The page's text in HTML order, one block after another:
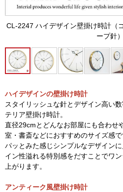
CL-2247 ハイデザイン壁掛け時計（
ープ針）
ハイデザインの壁掛け時計
スタイリッシュな針とデザイン高い
テリア壁掛け時計。
直径29cmとどんなお部屋にも合わせ
室・書斎などにおすすめのサイズ感で
パッとみた感じシンプルなデザイン
イン性溢れる特別感をだすことでワ
上がります。
アンティーク風壁掛け時計